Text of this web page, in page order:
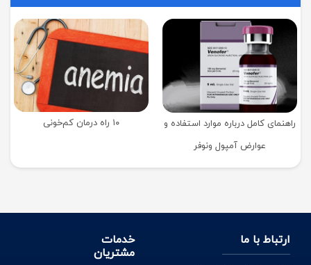
راهنمای کامل درباره موارد استفاده و
عوارض آمپول ونوفر
۱۰ راه درمان کم‌خونی
ارتباط با ما
خدمات
مشتریان